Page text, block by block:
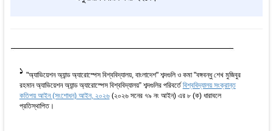
1 "অ্যাভিয়েশন অ্যান্ড অ্যারোস্পেস বিশ্ববিদ্যালয়, বাংলাদেশ" শব্দগুলি ও কমা "বঙ্গবন্ধু শেখ মুজিবুর
রহমান অ্যাভিয়েশন অ্যান্ড অ্যারোস্পেস বিশ্ববিদ্যালয়” শব্দগুলির পরিবর্তেবিশ্ববিদ্যালয় সংক্রান্ত
কতিপয় আইন (সংশোধন) আইন, ২০২৬(২০২৬ সনের ৭৯ নং আইন) এর ৮ (ক) ধারাবলে
প্রতিস্থাপিত।